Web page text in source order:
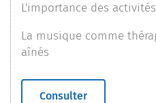
L'importance des
La musique comme
aînés
Consulter